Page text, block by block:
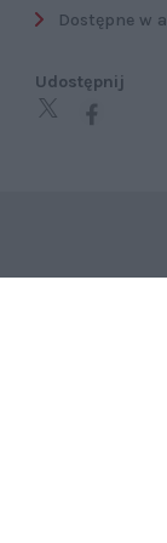
Dostępne w
Udostępnij